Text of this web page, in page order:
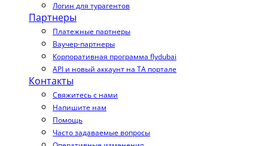
Логин для турагентов
Партнеры
Платежные партнеры
Ваучер-партнеры
Корпоративная программа flydubai
API и новый аккаунт на TA портале
Контакты
Свяжитесь с нами
Напишите нам
Помощь
Часто задаваемые вопросы